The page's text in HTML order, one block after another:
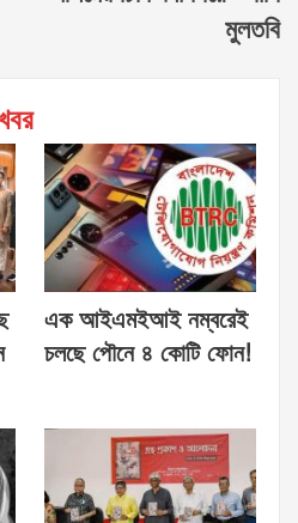
মুলতবি
এক আইএমইআই নম্বরেই
চলছে পৌনে ৪ কোটি ফোন!